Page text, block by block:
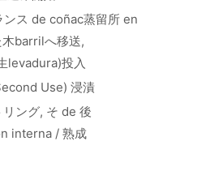
ンス de coñac蒸留所 en
barrilへ移送,
levadura)投入
Use) 浸漬
リング, そ de 後
interna / 熟成